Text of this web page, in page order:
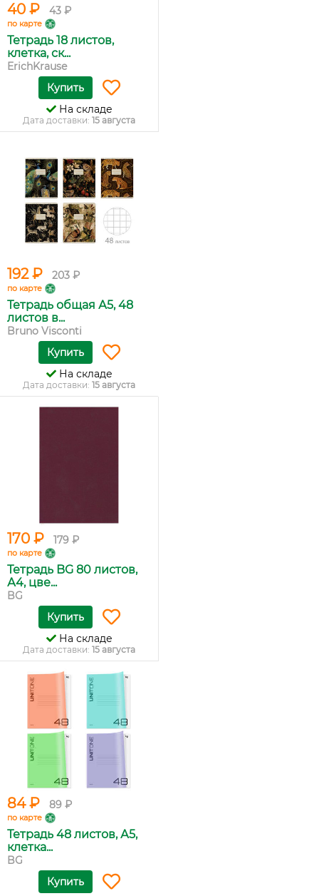
40 ₽ 43 ₽
по карте
Тетрадь 18 листов,
клетка, ск...
ErichKrause
Купить
На складе
Дата доставки: 15 августа
192 ₽ 203 ₽
по карте
Тетрадь общая А5, 48
листов в...
Bruno Visconti
Купить
На складе
Дата доставки: 15 августа
170 ₽ 179 ₽
по карте
Тетрадь BG 80 листов,
А4, цве...
BG
Купить
На складе
Дата доставки: 15 августа
84 ₽ 89 ₽
по карте
Тетрадь 48 листов, А5,
клетка...
BG
Купить